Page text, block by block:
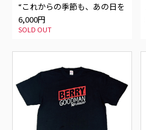
“これからの季節も、あの日を
思い出せるように”トレーナー
6,000円
SOLD OUT